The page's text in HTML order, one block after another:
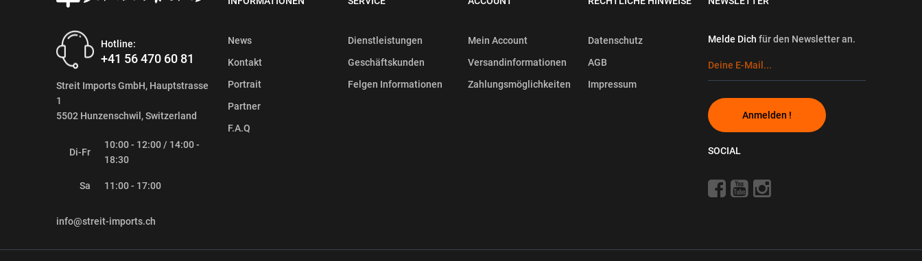
Hotline:
+41 56 470 60 81
Streit Imports GmbH, Hauptstrasse
1
5502 Hunzenschwil, Switzerland
Di-Fr
10:00 - 12:00 / 14:00 -
18:30
Sa 11:00 - 17:00
info@streit-imports.ch
News
Kontakt
Portrait
Partner
F.A.Q
Dienstleistungen
Geschäftskunden
Felgen Informationen
Mein Account
Versandinformationen
Zahlungsmöglichkeiten
Datenschutz
AGB
Impressum
Melde Dich für den Newsletter an.
Anmelden !
SOCIAL